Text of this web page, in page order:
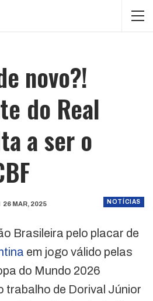
novo?!
do Real
a ser o
NOTÍCIAS
26 MAR, 2025
Brasileira pelo placar de
em jogo válido pelas
do Mundo 2026
trabalho de Dorival Júnior